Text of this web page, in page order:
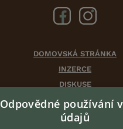
DOMOVSKÁ STRÁNKA
INZERCE
DISKUSE
ČLÁNKY
CHOVATELSKÉ STANICE
Odpovědné používání
údajů